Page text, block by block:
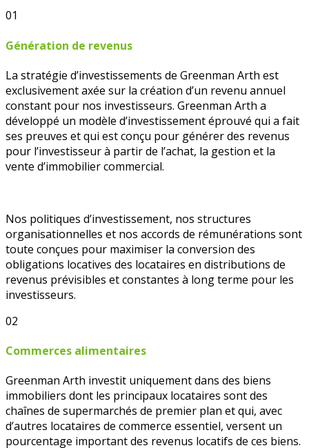
01
Génération de revenus
La stratégie d’investissements de Greenman Arth est
exclusivement axée sur la création d’un revenu annuel
constant pour nos investisseurs. Greenman Arth a
développé un modèle d’investissement éprouvé qui a fait
ses preuves et qui est conçu pour générer des revenus
pour l’investisseur à partir de l’achat, la gestion et la
vente d’immobilier commercial.
Nos politiques d’investissement, nos structures
organisationnelles et nos accords de rémunérations sont
toute conçues pour maximiser la conversion des
obligations locatives des locataires en distributions de
revenus prévisibles et constantes à long terme pour les
investisseurs.
02
Commerces alimentaires
Greenman Arth investit uniquement dans des biens
immobiliers dont les principaux locataires sont des
chaînes de supermarchés de premier plan et qui, avec
d’autres locataires de commerce essentiel, versent un
pourcentage important des revenus locatifs de ces biens.